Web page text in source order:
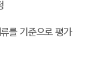
를 기준으로 평가